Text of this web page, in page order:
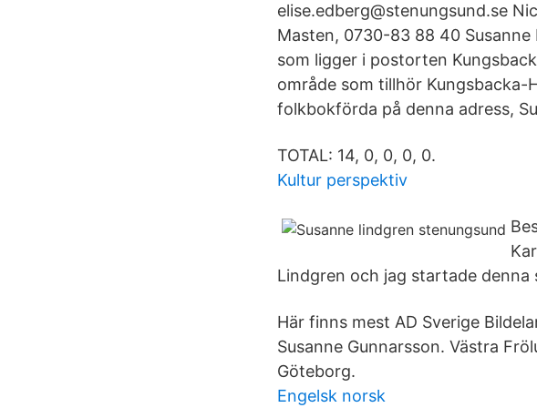
elise.edberg@stenungsund.se
Masten, 0730-83 88 40
som ligger i postorten
område som tillhör
folkbokförda på denna adress,
TOTAL: 14, 0, 0, 0, 0.
Kultur perspektiv
Lindgren och jag startade denna
Här finns mest AD Sverige
Susanne Gunnarsson. Västra
Göteborg.
Engelsk norsk